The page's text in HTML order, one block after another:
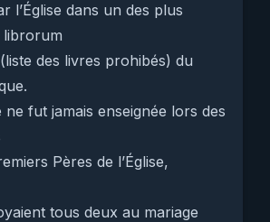
l’Église dans un des plus
librorum
des livres prohibés) du
ne fut jamais enseignée lors des
Pères de l’Église,
tous deux au mariage